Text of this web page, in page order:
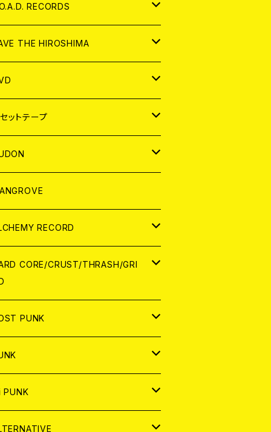
RECORDS
THE HIROSHIMA
レル
ットテープ
レル
ログ
CONTENTS
RECORD
CORE/CRUST/THRASH/GRI
PUNK
PUNK